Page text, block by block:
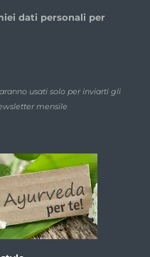
dati personali per
usati solo per inviarti gli
mensile